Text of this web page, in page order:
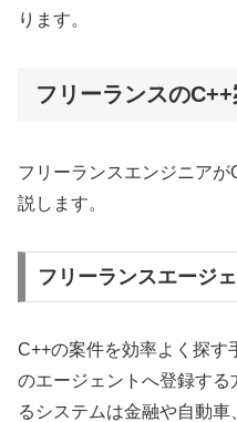
ります。
フリーランスの
フリーランスエンジニア
説します。
フリーランスエージ
C++の案件を効率よく探す
のエージェントへ登録す
るシステムは金融や自動